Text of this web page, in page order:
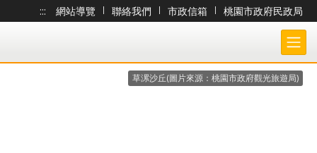
跳到主要內容
::: 網站導覽 | 聯絡我們 | 市政信箱 |
桃園市政府民政局
桃園市政府民政局-大宗戶籍謄本作業 各戶所收件處理狀況查詢系統
草漯沙丘(圖片來源：桃園市政府觀光旅遊局)